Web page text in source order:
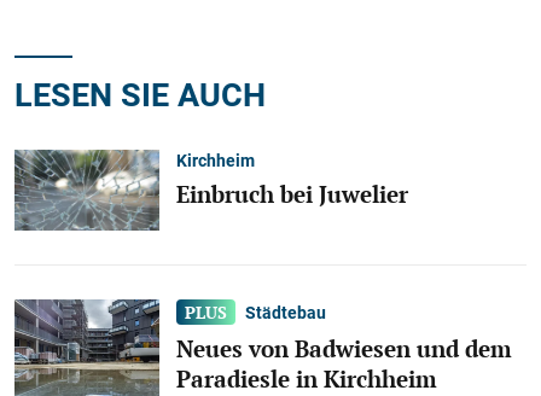
LESEN SIE AUCH
Kirchheim
Einbruch bei Juwelier
Städtebau
Neues von Badwiesen und dem
Paradiesle in Kirchheim